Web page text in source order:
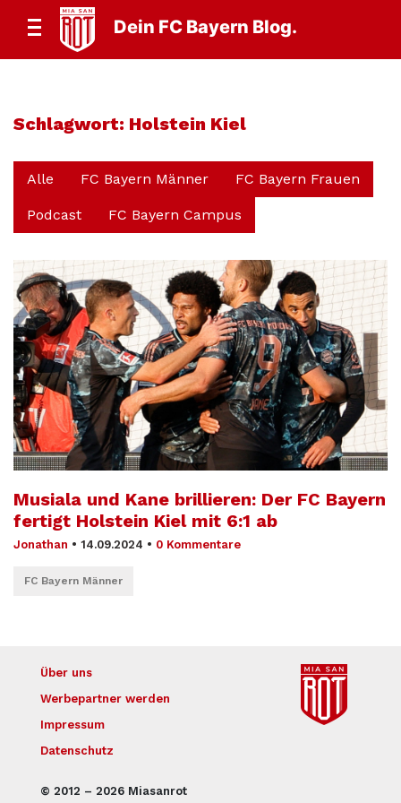
Dein FC Bayern Blog.
Schlagwort: Holstein Kiel
Alle FC Bayern Männer FC Bayern Frauen
Podcast FC Bayern Campus
Musiala und Kane brillieren: Der FC Bayern
fertigt Holstein Kiel mit 6:1 ab
Jonathan • 14.09.2024 • 0 Kommentare
FC Bayern Männer
© 2012 – 2026 Miasanrot
Über uns
Werbepartner werden
Impressum
Datenschutz